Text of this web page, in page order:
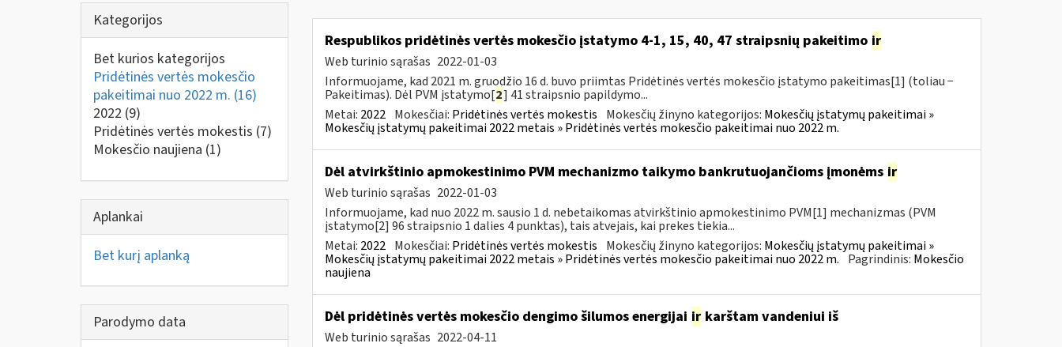
Kategorijos
Bet kurios kategorijos
Pridėtinės vertės mokesčio
pakeitimai nuo 2022 m. (16)
2022 (9)
Pridėtinės vertės mokestis (7)
Mokesčio naujiena (1)
Aplankai
Bet kurį aplanką
Parodymo data
Respublikos pridėtinės vertės mokesčio įstatymo 4-1, 15, 40, 47 straipsnių pakeitimo ir
Web turinio sąrašas 2022-01-03
Informuojame, kad 2021 m. gruodžio 16 d. buvo priimtas Pridėtinės vertės mokesčio įstatymo pakeitimas[1] (toliau −
Pakeitimas). Dėl PVM įstatymo[2] 41 straipsnio papildymo...
Metai: 2022 Mokesčiai: Pridėtinės vertės mokestis Mokesčių žinyno kategorijos: Mokesčių įstatymų pakeitimai »
Mokesčių įstatymų pakeitimai 2022 metais » Pridėtinės vertės mokesčio pakeitimai nuo 2022 m.
Dėl atvirkštinio apmokestinimo PVM mechanizmo taikymo bankrutuojančioms įmonėms ir
Web turinio sąrašas 2022-01-03
Informuojame, kad nuo 2022 m. sausio 1 d. nebetaikomas atvirkštinio apmokestinimo PVM[1] mechanizmas (PVM
įstatymo[2] 96 straipsnio 1 dalies 4 punktas), tais atvejais, kai prekes tiekia...
Metai: 2022 Mokesčiai: Pridėtinės vertės mokestis Mokesčių žinyno kategorijos: Mokesčių įstatymų pakeitimai »
Mokesčių įstatymų pakeitimai 2022 metais » Pridėtinės vertės mokesčio pakeitimai nuo 2022 m. Pagrindinis: Mokesčio
naujiena
Dėl pridėtinės vertės mokesčio dengimo šilumos energijai irkarštam vandeniui iš
Web turinio sąrašas 2022-04-11